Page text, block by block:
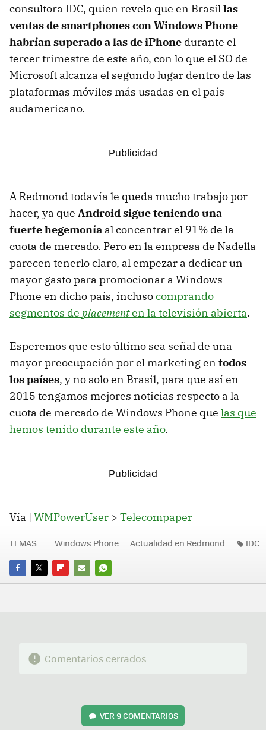
consultora IDC, quien revela que en Brasillas
ventas de smartphones con Windows Phone
habrían superado a las de iPhone durante el
tercer trimestre de este año, con lo que el SO de
Microsoft alcanza el segundo lugar dentro de las
plataformas móviles más usadas en el país
sudamericano.
A Redmond todavía le queda mucho trabajo por
hacer, ya que Android sigue teniendo una
fuerte hegemonía al concentrar el 91% de la
cuota de mercado. Pero en la empresa de Nadella
parecen tenerlo claro, al empezar a dedicar un
mayor gasto para promocionar a Windows
Phone en dicho país, inclusocomprando
segmentos de placementen la televisión abierta.
Esperemos que esto último sea señal de una
mayor preocupación por el marketing en todos
los países, y no solo en Brasil, para que así en
2015 tengamos mejores noticias respecto a la
cuota de mercado de Windows Phone que las que
hemos tenido durante este año.
Vía | WMPowerUser > Telecompaper
FACEBOOK
TWITTERFLIPBOARD
E-
WHATSAPP
TEMAS Windows Phone Actualidad en Redmond IDC
Comentarios cerrados
VER 9 COMENTARIOS